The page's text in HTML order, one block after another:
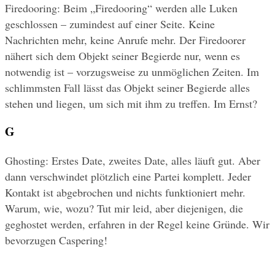
Firedooring: Beim „Firedooring“ werden alle Luken
geschlossen – zumindest auf einer Seite. Keine
Nachrichten mehr, keine Anrufe mehr. Der Firedoorer
nähert sich dem Objekt seiner Begierde nur, wenn es
notwendig ist – vorzugsweise zu unmöglichen Zeiten. Im
schlimmsten Fall lässt das Objekt seiner Begierde alles
stehen und liegen, um sich mit ihm zu treffen. Im Ernst?
G
Ghosting: Erstes Date, zweites Date, alles läuft gut. Aber
dann verschwindet plötzlich eine Partei komplett. Jeder
Kontakt ist abgebrochen und nichts funktioniert mehr.
Warum, wie, wozu? Tut mir leid, aber diejenigen, die
geghostet werden, erfahren in der Regel keine Gründe. Wir
bevorzugen Caspering!